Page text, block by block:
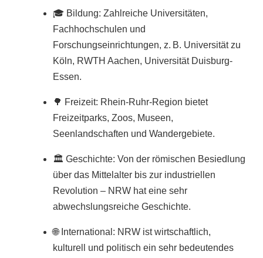
🎓 Bildung: Zahlreiche Universitäten,
Fachhochschulen und
Forschungseinrichtungen, z. B. Universität zu
Köln, RWTH Aachen, Universität Duisburg-
Essen.
🌳 Freizeit: Rhein-Ruhr-Region bietet
Freizeitparks, Zoos, Museen,
Seenlandschaften und Wandergebiete.
🏛️ Geschichte: Von der römischen Besiedlung
über das Mittelalter bis zur industriellen
Revolution – NRW hat eine sehr
abwechslungsreiche Geschichte.
🌐 International: NRW ist wirtschaftlich,
kulturell und politisch ein sehr bedeutendes